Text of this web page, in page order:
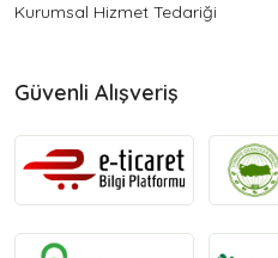
Kurumsal Hizmet Tedariği
Güvenli Alışveriş